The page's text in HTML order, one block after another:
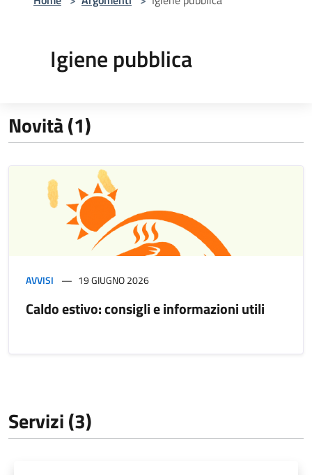
Igiene pubblica
Novità (1)
AVVISI 19 GIUGNO 2026
Caldo estivo: consigli e informazioni utili
Servizi (3)